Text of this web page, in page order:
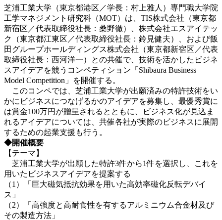
芝浦工業大学（東京都港区／学長：村上雅人）専門職大学院
工学マネジメント研究科（MOT）は、TIS株式会社（東京都
新宿区／代表取締役社長：桑野徹）、株式会社エスアイテッ
ク（東京都江東区／代表取締役社長：鈴見健夫）、および飯
田グループホールディングス株式会社（東京都新宿区／代表
取締役社長：西河洋一）との共催で、技術を活かしたビジネ
スアイデアを競うコンペティション「Shibaura Business
Model Competition」を開催する。
このコンペでは、芝浦工業大学が出願済みの特許技術をい
かにビジネスにつなげるかのアイデアを募集し、最優秀賞に
は賞金100万円が贈呈されるとともに、ビジネス化が見込ま
れるアイデアについては、共催各社が実際のビジネスに展開
するための起業支援も行う。
◆開催概要
【テーマ】
芝浦工業大学が出願した特許3件から1件を選択し、これを
用いたビジネスアイデアを提案する
（1）「巨大磁気抵抗効果を用いた高効率磁化反転デバイ
ス」
（2）「高強度と高耐食性を有するアルミニウム合金材及び
その製造方法」